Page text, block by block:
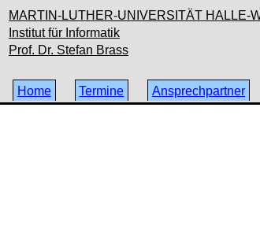
MARTIN-LUTHER-UNIVERSITÄT HALLE-
Institut für Informatik
Prof. Dr. Stefan Brass
Home Termine Ansprechpartner